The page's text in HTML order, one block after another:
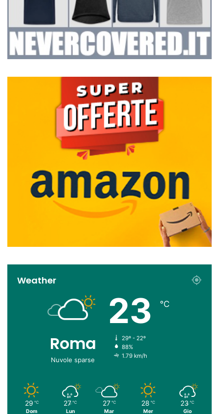
Weather
Roma
Nuvole sparse
23 ℃
29º - 22º
88%
1.79 km/h
29 ℃
Dom
27 ℃
Lun
27 ℃
Mar
28 ℃
Mer
23 ℃
Gio